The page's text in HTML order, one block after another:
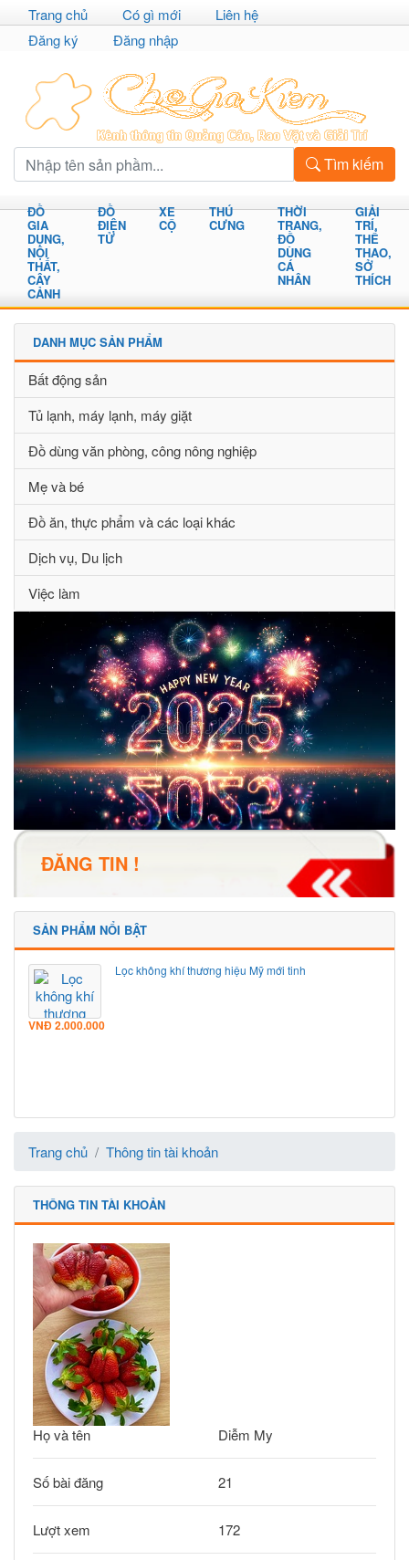
Trang chủ Có gì mới
Liên hệ
Đăng ký
Đăng nhập
Tìm kiếm
ĐỒ
GIA
DỤNG,
NỘI
THẤT,
CÂY
CẢNH
ĐỒ
ĐIỆN
TỬ
XE
CỘ
THÚ
CƯNG
THỜI
TRANG,
ĐỒ
DÙNG
CÁ
NHÂN
GIẢI
TRÍ,
THỂ
THAO,
SỞ
THÍCH
DANH MỤC SẢN PHẨM
Bất động sản
Tủ lạnh, máy lạnh, máy giặt
Đồ dùng văn phòng, công nông nghiệp
Mẹ và bé
Đồ ăn, thực phẩm và các loại khác
Dịch vụ, Du lịch
Việc làm
ĐĂNG TIN !
SẢN PHẨM NỔI BẬT
Lọc không khí thương hiệu Mỹ mới tinh
VNĐ2.000.000
Trang chủ Thông tin tài khoản
THÔNG TIN TÀI KHOẢN
Họ và tên Diễm My
Số bài đăng 21
Lượt xem 172